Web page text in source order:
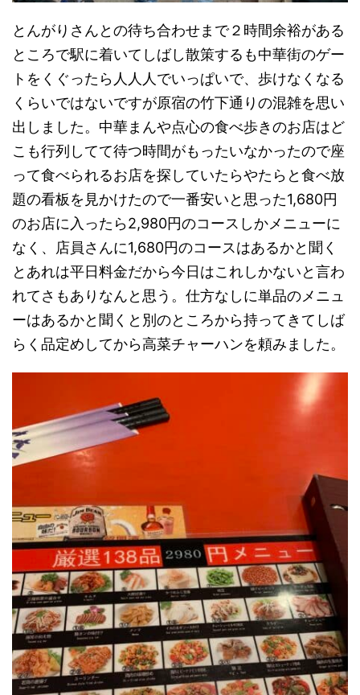
とんがりさんとの待ち合わせまで２時間余裕がある
ところで駅に着いてしばし散策するも中華街のゲー
トをくぐったら人人人でいっぱいで、歩けなくなる
くらいではないですが原宿の竹下通りの混雑を思い
出しました。中華まんや点心の食べ歩きのお店はど
こも行列してて待つ時間がもったいなかったので座
って食べられるお店を探していたらやたらと食べ放
題の看板を見かけたので一番安いと思った1,680円
のお店に入ったら2,980円のコースしかメニューに
なく、店員さんに1,680円のコースはあるかと聞く
とあれは平日料金だから今日はこれしかないと言わ
れてさもありなんと思う。仕方なしに単品のメニュ
ーはあるかと聞くと別のところから持ってきてしば
らく品定めしてから高菜チャーハンを頼みました。